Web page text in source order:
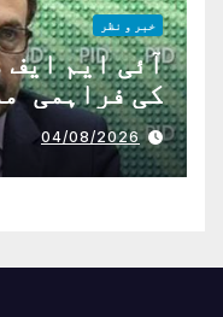
خبر و نظر
آئی ایم ایف
کی فراہمی
04/08/2026